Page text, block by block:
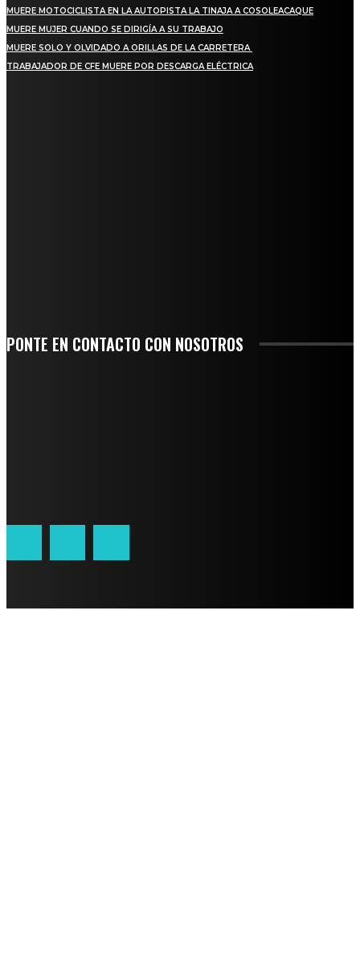
MUERE MOTOCICLISTA EN LA AUTOPISTA LA TINAJA A COSOLEACAQUE
MUERE MUJER CUANDO SE DIRIGÍA A SU TRABAJO
MUERE SOLO Y OLVIDADO A ORILLAS DE LA CARRETERA
TRABAJADOR DE CFE MUERE POR DESCARGA ELÉCTRICA
PONTE EN CONTACTO CON NOSOTROS